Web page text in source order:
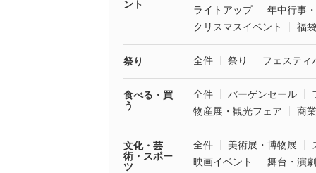
ント
ライトアップ
年中行事
クリスマスイベント
福
祭り 全件 祭り フェスティ
食べる・買
う
全件 バーゲンセール
物産展・観光フェア
商
文化・芸
術・スポー
ツ
全件 美術展・博物展
映画イベント
舞台・演劇